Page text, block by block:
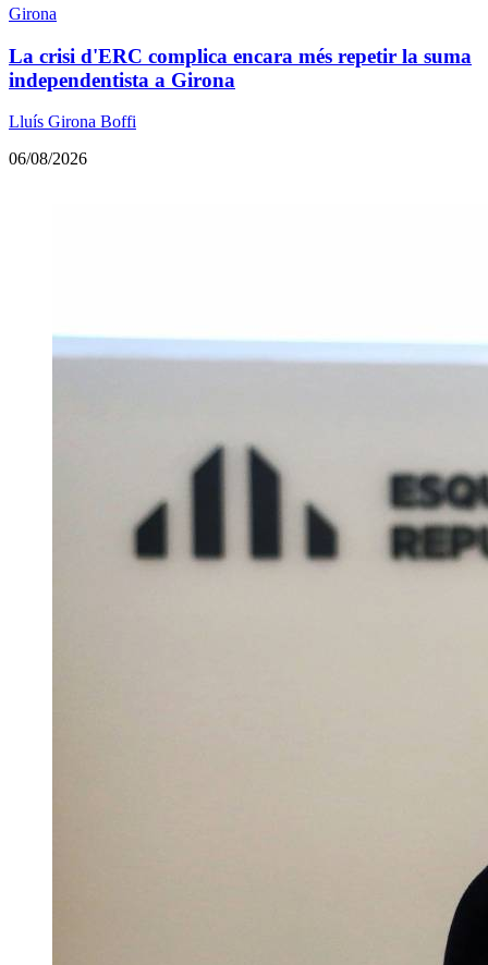
Girona
La crisi d'ERC complica encara més repetir la suma
independentista a Girona
Lluís Girona Boffi
06/08/2026